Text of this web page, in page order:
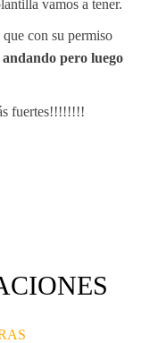
vamos a tener.
con su permiso
andando pero luego
fuertes!!!!!!!!